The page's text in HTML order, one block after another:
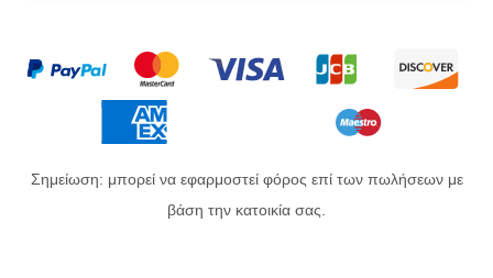
Σημείωση: μπορεί να εφαρμοστεί φόρος επί των πωλήσεων με
βάση την κατοικία σας.